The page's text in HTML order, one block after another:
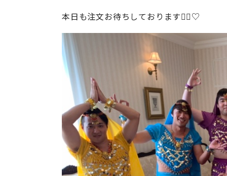
本日も注文お待ちしております🚶‍♀️♡